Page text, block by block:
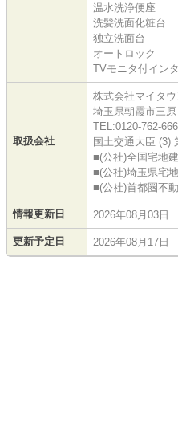
温水洗浄便座
洗髪洗面化粧台
独立洗面台
オートロック
TVモニタ付イン
取扱会社
株式会社マイタウ
埼玉県朝霞市三
TEL:0120-762-666
国土交通大臣 (3)
■(公社)全国宅地
■(公社)埼玉県宅
■(公社)首都圏不
情報更新日 2026年08月03日
更新予定日 2026年08月17日